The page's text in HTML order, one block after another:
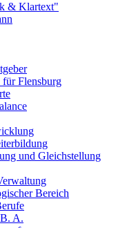
& Klartext"
Flensburg
und Gleichstellung
Bereich
A.